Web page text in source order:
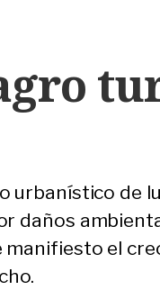
urbanístico de
daños
el